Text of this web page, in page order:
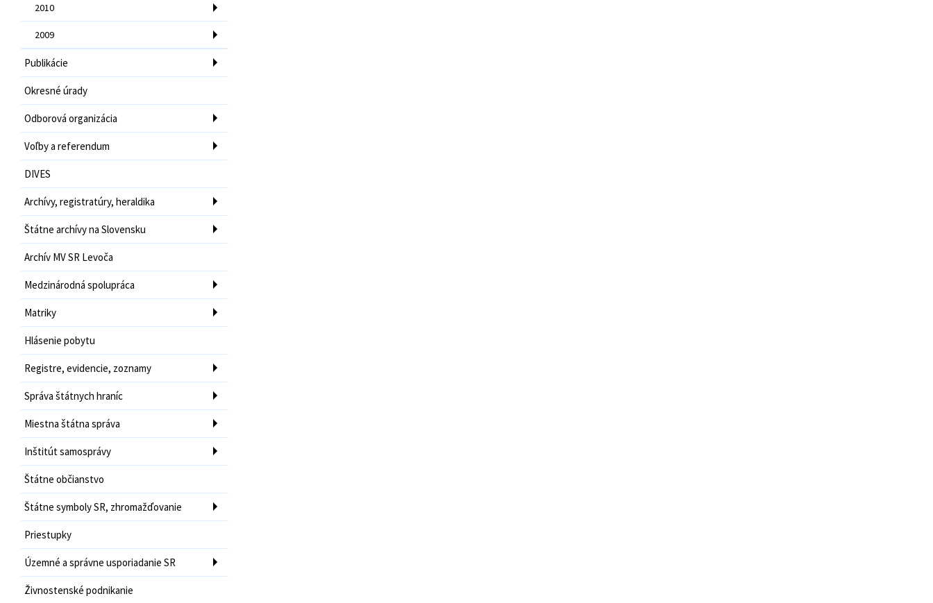
2010
2009
Publikácie
Okresné úrady
Odborová organizácia
Voľby a referendum
DIVES
Archívy, registratúry, heraldika
Štátne archívy na Slovensku
Archív MV SR Levoča
Medzinárodná spolupráca
Matriky
Hlásenie pobytu
Registre, evidencie, zoznamy
Správa štátnych hraníc
Miestna štátna správa
Inštitút samosprávy
Štátne občianstvo
Štátne symboly SR, zhromažďovanie
Priestupky
Územné a správne usporiadanie SR
Živnostenské podnikanie